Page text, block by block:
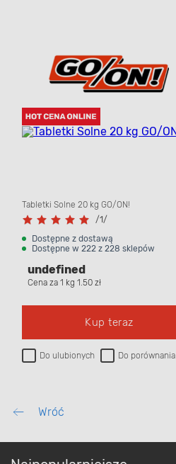
Tabletki Solne 20 kg GO/ON!
/1/
Dostępne z dostawą
Dostępne w 222 z 228 sklepów
undefined
Cena za 1 kg 1.50 zł
Kup teraz
Do ulubionych Do porównania
Wróć